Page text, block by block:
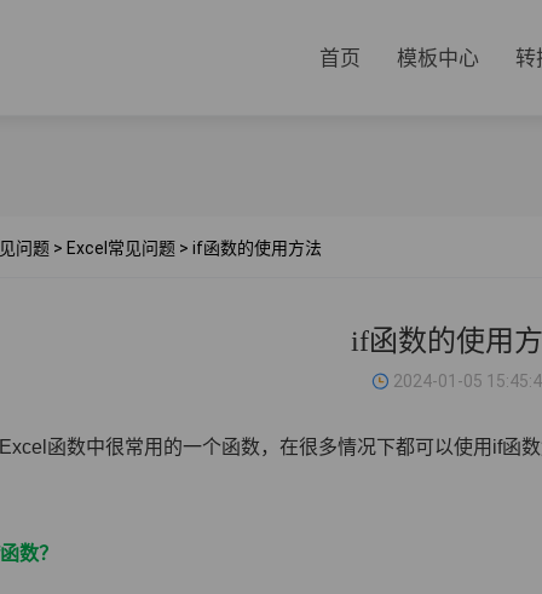
首页 模板中心 转
问题 > Excel常见问题 > if函数的使用方法
if函数的使用
2024-01-05
函数中很常用的一个函数，在很多情况下都可以使用if函
数？